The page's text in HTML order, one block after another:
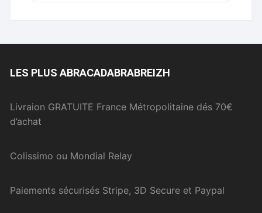
LES PLUS ABRACADABRABREIZH
Livraion GRATUITE France Métropolitaine dés 70€
d’achat
Colissimo ou Mondial Relay
Paiements sécurisés Stripe, 3D Secure et Paypal